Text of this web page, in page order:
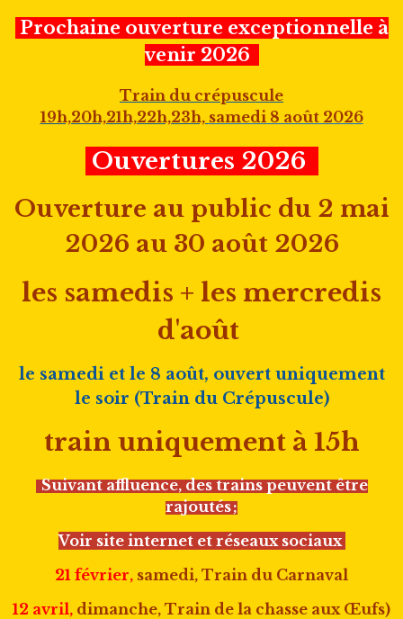
Prochaine ouverture exceptionnelle à
venir 2026
Train du crépuscule
19h,20h,21h,22h,23h, samedi 8 août 2026
Ouvertures 2026
Ouverture au public du 2 mai
2026 au 30 août 2026
les samedis + les mercredis
d'août
le samedi et le 8 août, ouvert uniquement
le soir (Train du Crépuscule)
train uniquement à 15h
Suivant affluence, des trains peuvent être
rajoutés ;
Voir site internet et réseaux sociaux
21 février, samedi, Train du Carnaval
12 avril, dimanche, Train de la chasse aux Œufs)